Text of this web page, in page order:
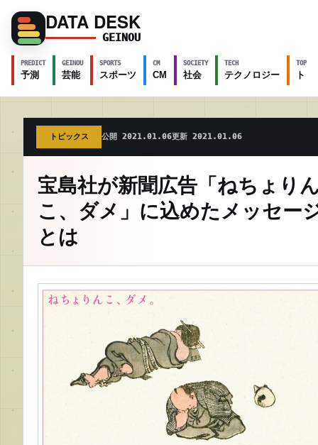
DATA DESK
GEINOU
PREDICT
予測
GEINOU
芸能
SPORTS
スポーツ
CM
CM
SOCIETY
社会
TECH
テクノロジー
TOPICS
ト
トピックス 公開 2021.01.06更新 2021.01.06
宝島社が新聞広告「ねちょり
こ、ダメ」に込めたメッセー
とは